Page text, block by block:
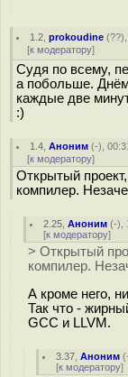
1.2 ,prokoudine (??
[к модератору]
Судя по всему,
а побольше.
каждые две
:)
1.4 ,Аноним (-),
[к модератору]
Открытый
компилер.
2.25 ,Аноним (-),
[к модератору]
> Открытый
компилер.
А кроме него,
Так что -
GCC и LLVM.
3.37 ,Аноним (
[к модератору]